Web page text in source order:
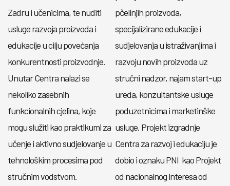
Zadru i učenicima, te nuditi
usluge razvoja proizvoda i
edukacije u cilju povećanja
konkurentnosti proizvodnje.
Unutar Centra nalazi se
nekoliko zasebnih
funkcionalnih cjelina, koje
mogu služiti kao praktikumi za
učenje i aktivno sudjelovanje u
tehnološkim procesima pod
stručnim vodstvom.
pčelinjih proizvoda,
specijalizirane edukacije i
sudjelovanja u istraživanjima i
razvoju novih proizvoda uz
stručni nadzor, najam start-up
ureda, konzultantske usluge
poduzetnicima i marketinške
usluge. Projekt izgradnje
Centra za razvoj i edukaciju je
dobio i oznaku PNI kao Projekt
od nacionalnog interesa od